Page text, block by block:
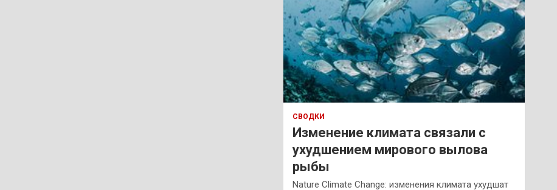
СВОДКИ
Изменение климата связали с
ухудшением мирового вылова
рыбы
Nature Climate Change: изменения климата ухудшат